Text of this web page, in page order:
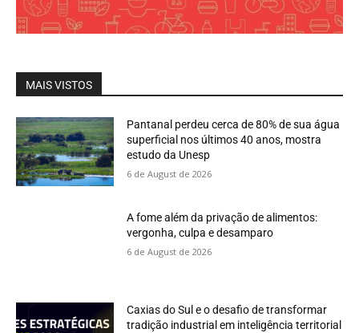
MAIS VISTOS
Pantanal perdeu cerca de 80% de sua água
superficial nos últimos 40 anos, mostra
estudo da Unesp
6 de August de 2026
A fome além da privação de alimentos:
vergonha, culpa e desamparo
6 de August de 2026
Caxias do Sul e o desafio de transformar
tradição industrial em inteligência territorial